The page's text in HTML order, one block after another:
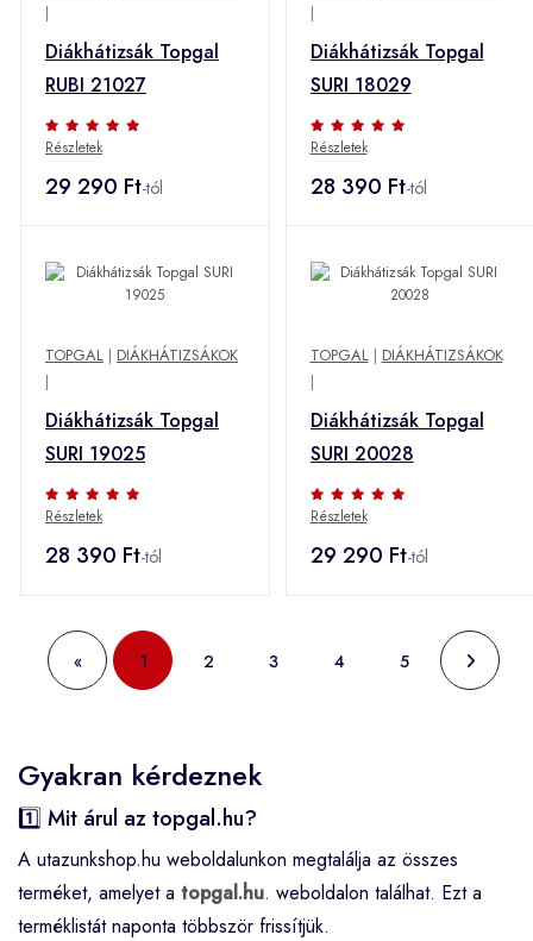
|
Diákhátizsák Topgal
RUBI 21027
Részletek
29 290 Ft-tól
|
Diákhátizsák Topgal
SURI 18029
Részletek
28 390 Ft-tól
TOPGAL | DIÁKHÁTIZSÁKOK
|
Diákhátizsák Topgal
SURI 19025
Részletek
28 390 Ft-tól
TOPGAL| DIÁKHÁTIZSÁKOK
|
Diákhátizsák Topgal
SURI 20028
Részletek
29 290 Ft-tól
« 1 2 3 4 5
Gyakran kérdeznek
1️⃣ Mit árul az topgal.hu?
A utazunkshop.hu weboldalunkon megtalálja az összes
terméket, amelyet a topgal.hu. weboldalon találhat. Ezt a
terméklistát naponta többször frissítjük.